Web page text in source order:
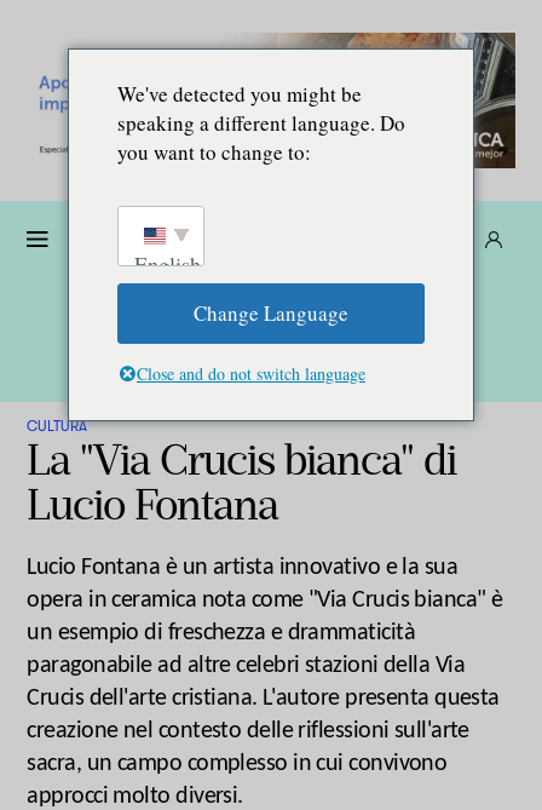
CULTURA
La "Via Crucis bianca" di
Lucio Fontana
Lucio Fontana è un artista innovativo e la sua
opera in ceramica nota come "Via Crucis bianca" è
un esempio di freschezza e drammaticità
paragonabile ad altre celebri stazioni della Via
Crucis dell'arte cristiana. L'autore presenta questa
creazione nel contesto delle riflessioni sull'arte
sacra, un campo complesso in cui convivono
approcci molto diversi.
We've detected you might be
speaking a different language. Do
you want to change to:
English
Change Language
Close and do not switch language